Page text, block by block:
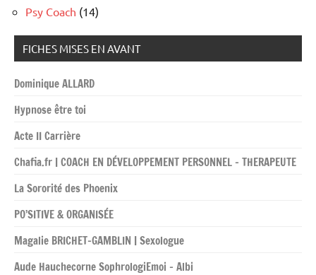
Psy Coach (14)
FICHES MISES EN AVANT
Dominique ALLARD
Hypnose être toi
Acte II Carrière
Chafia.fr | COACH EN DÉVELOPPEMENT PERSONNEL – THERAPEUTE
La Sororité des Phoenix
PO’SITIVE & ORGANISÉE
Magalie BRICHET-GAMBLIN | Sexologue
Aude Hauchecorne SophrologiEmoi – Albi